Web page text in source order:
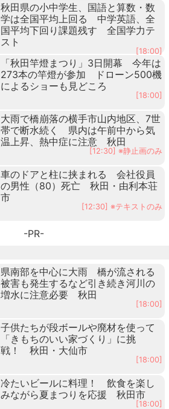
秋田県の小中学生、国語と算数・数
学は全国平均上回る 中学英語、全
国平均下回り課題残す 全国学力テ
スト
[18:00]
「秋田竿燈まつり」3日開幕 今年は
273本の竿燈が参加 ドローン500機
によるショーも見どころ
[18:00]
大雨で橋崩落の横手市山内地区、7世
帯で断水続く 県内は午前中から気
温上昇、熱中症に注意 秋田
[12:30] ※静止画のみ
車のドアと柱に挟まれる 会社役員
の男性（80）死亡 秋田・由利本荘
市
[12:30] ※テキストのみ
-PR-
県南部を中心に大雨 橋が流される
被害も発生するなど引き続き河川の
増水に注意必要 秋田
[18:00]
子供たちが段ボールや廃材を使って
「きもちのいい家づくり」に挑
戦！ 秋田・大仙市
[18:00]
冷たいビールに料理！ 飲食を楽し
みながら夏まつりを応援 秋田市
[18:00]